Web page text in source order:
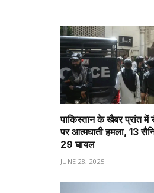
पाकिस्तान के खैबर प्रांत में
पर आत्मघाती हमला, 13
29 घायल
JUNE 28, 2025